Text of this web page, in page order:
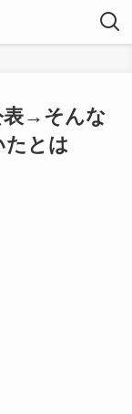
表→そんな
たとは